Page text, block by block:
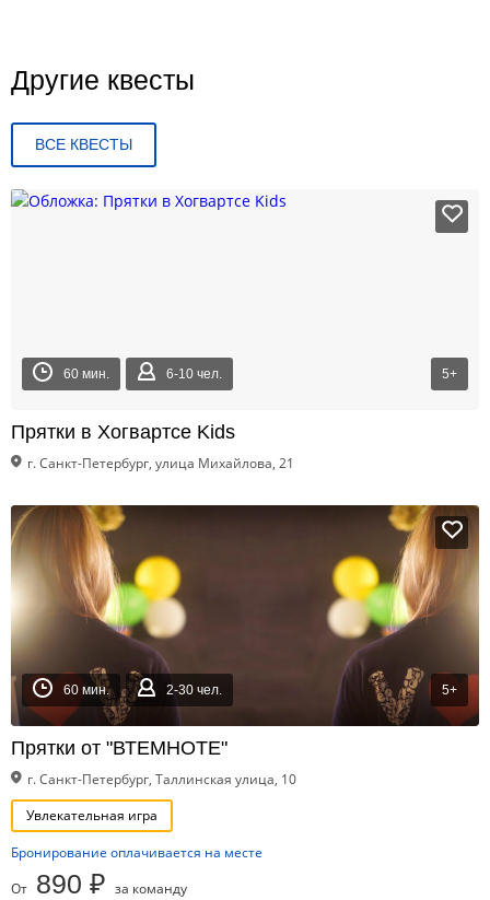
Другие квесты
ВСЕ КВЕСТЫ
60 мин. 6-10 чел. 5+
Прятки в Хогвартсе Kids
г. Санкт-Петербург, улица Михайлова, 21
60 мин. 2-30 чел. 5+
Прятки от "ВТЕМНОТЕ"
г. Санкт-Петербург, Таллинская улица, 10
Увлекательная игра
Бронирование оплачивается на месте
От 890 ₽ за команду